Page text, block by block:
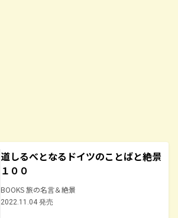
道しるべとなるドイツのことばと絶景
１００
BOOKS 旅の名言＆絶景
2022.11.04 発売